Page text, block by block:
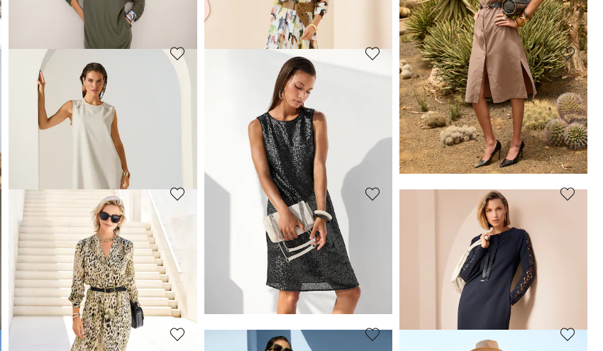
Meilleur prix sous 30 jours**: 119,95 € Meilleur prix sous 30 jours**: 199,95 € (-15%)
MADELEINE
Robe
89,95 € 169,95 €
Meilleur prix sous 30 jours**: 169,95 €
MADELEINE
Robe en jean
229,95 €
Meilleur prix sous 30 jours**: 169,95 € (-11%)
MADELEINE
Robe
99,95 €239,95 €
Meilleur prix sous 30 jours**: 149,95 € (-33%)
MADELEINE
Robe
104,95 €199,95 €
MADELEINE
Robe chemise à imprimé intégral
239,95 €
Meilleur prix sous 30 jours**: 155,97 € (-10%)
Robe-chemise
229,95 €
Meilleur prix sous 30 jours**: 179,95 €